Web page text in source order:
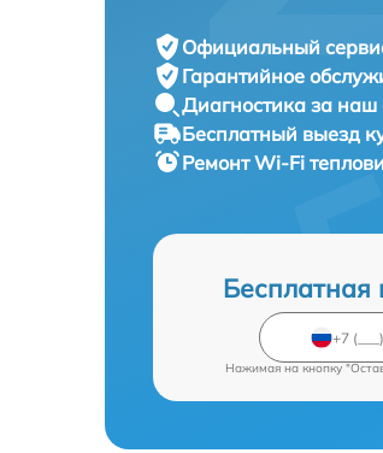
Официальный
Гарантийное
Диагностика за наш
Бесплатный выезд
Ремонт Wi-Fi
Бесплатная
Нажимая на кнопку